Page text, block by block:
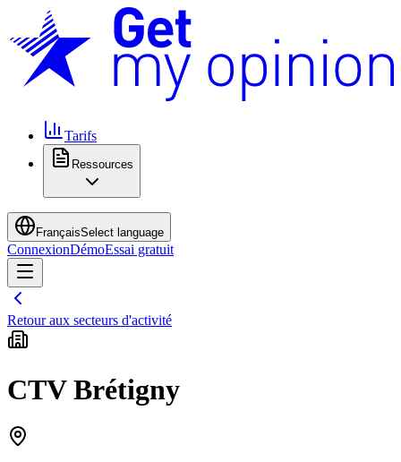
Tarifs
Ressources
FrançaisSelect language
ConnexionDémoEssai gratuit
Retour aux secteurs d'activité
CTV Brétigny